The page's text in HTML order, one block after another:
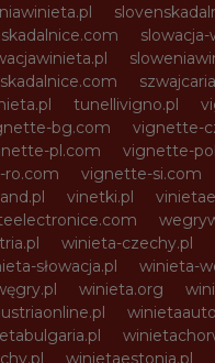
tunellivigno.pl
bg.com
vignette-
pl.com
vignette-
vignette-si.com
vinetki.pl
winieta-czechy.pl
słowacja.pl
winieta-
winieta.org
winietaestonia.pl